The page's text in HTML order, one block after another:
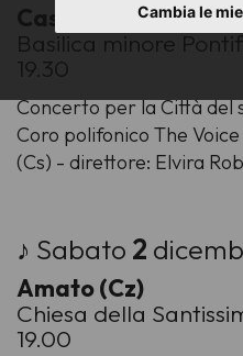
Cambia le
Cassano allo Ionio
Basilica minore
19.30
Concerto per la Città del
Coro polifonico The
(Cs) - direttore: Elvira
♪ Sabato 2
Amato (Cz)
Chiesa della
19.00